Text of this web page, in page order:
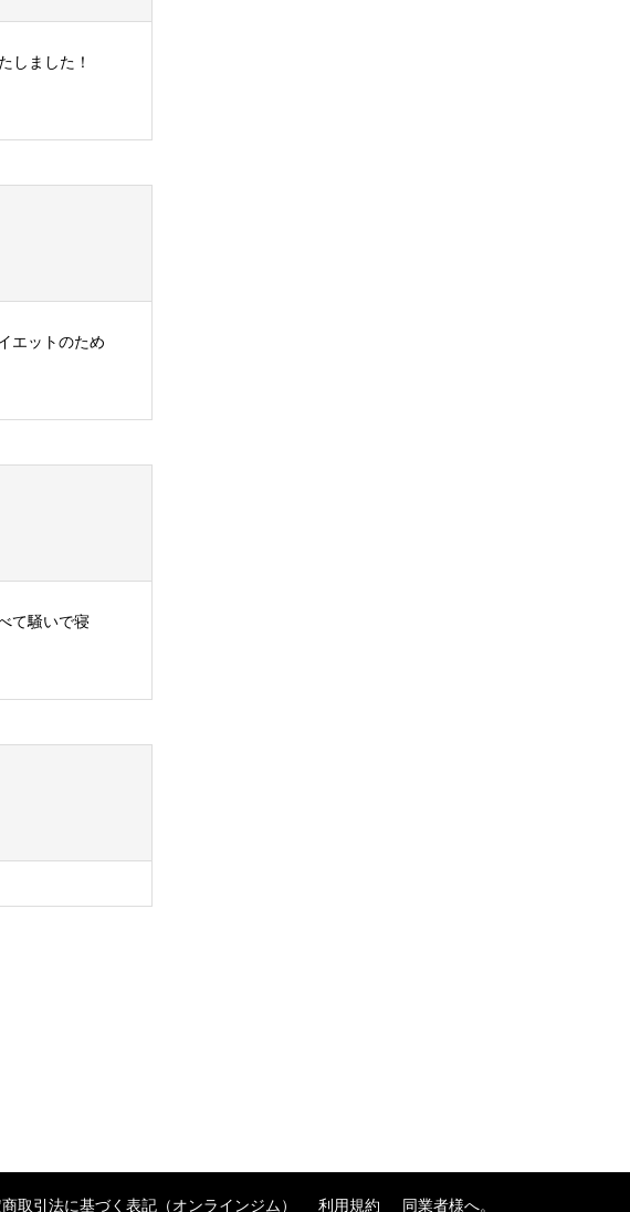
しました！
エットのため
て騒いで寝
取引法に基づく表記（オンラインジム） 利用規約 同業者様へ。